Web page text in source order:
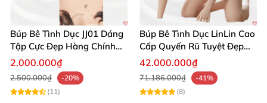
Búp Bê Tình Dục 162cm Giống Thật 100% - Cao Cấp Nhật Bản
Sino Japan mang đến sản phẩm không chỉ đẹp mắt,
mà còn có khả năng mô phỏng sống động từng
đường nét trên cơ thể, giúp bạn có trải nghiệm thỏa
Búp Bê Tình Dục JJ01 Dáng
Tập Cực Đẹp Hàng Chính
Hãng
2.000.000₫
2.500.000₫
-20%
(11)
Búp Bê Tình Dục LinLin Cao
Cấp Quyến Rũ Tuyệt Đẹp
Mua Ngay
42.000.000₫
71.186.000₫
-41%
(8)